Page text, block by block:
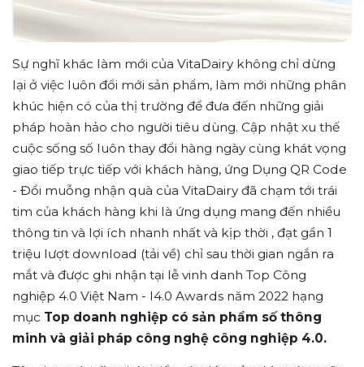
Sự nghĩ khác làm mới của VitaDairy không chỉ dừng
lại ở việc luôn đổi mới sản phẩm, làm mới những phân
khúc hiện có của thị trường để đưa đến những giải
pháp hoàn hảo cho người tiêu dùng. Cập nhật xu thế
cuộc sống số luôn thay đổi hàng ngày cùng khát vọng
giao tiếp trực tiếp với khách hàng, ứng Dụng QR Code
- Đổi muỗng nhận quà của VitaDairy đã chạm tới trái
tim của khách hàng khi là ứng dụng mang đến nhiều
thông tin và lợi ích nhanh nhất và kịp thời , đạt gần 1
triệu lượt download (tải về) chỉ sau thời gian ngắn ra
mắt và được ghi nhận tại lễ vinh danh Top Công
nghiệp 4.0 Việt Nam - I4.0 Awards năm 2022 hạng
mục Top doanh nghiệp có sản phẩm số thông
minh và giải pháp công nghệ công nghiệp 4.0.